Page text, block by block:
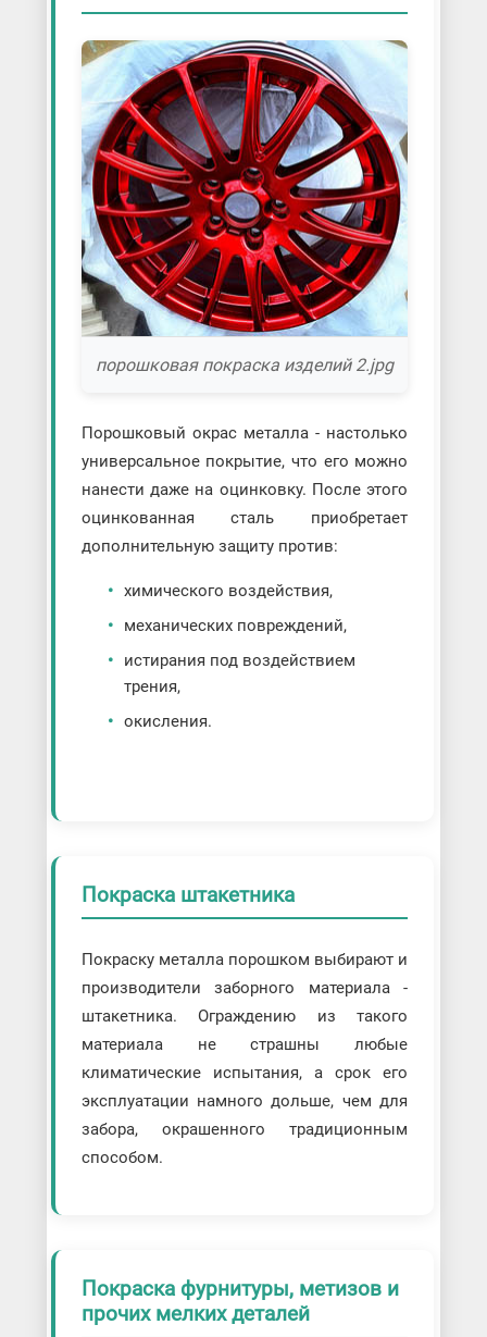
порошковая покраска изделий 2.jpg
Порошковый окрас металла - настолько
универсальное покрытие, что его можно
нанести даже на оцинковку. После этого
оцинкованная сталь приобретает
дополнительную защиту против:
химического воздействия,
механических повреждений,
истирания под воздействием
трения,
окисления.
Покраска штакетника
Покраску металла порошком выбирают и
производители заборного материала -
штакетника. Ограждению из такого
материала не страшны любые
климатические испытания, а срок его
эксплуатации намного дольше, чем для
забора, окрашенного традиционным
способом.
Покраска фурнитуры, метизов и
прочих мелких деталей